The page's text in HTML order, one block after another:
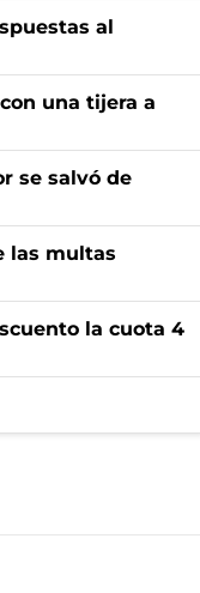
al
una tijera a
se salvó de
las multas
la cuota 4